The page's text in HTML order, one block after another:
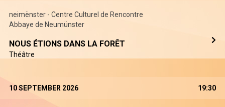
neimënster - Centre Culturel de Rencontre
Abbaye de Neumünster
NOUS ÉTIONS DANS LA FORÊT
Théâtre
10 SEPTEMBER 2026 19:30